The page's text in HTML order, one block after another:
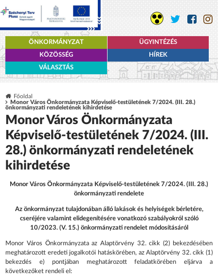
ÖNKORMÁNYZAT
ÜGYINTÉZÉS
KÖZÖSSÉG
HÍREK
VÁLASZTÁS
Főoldal
Monor Város Önkormányzata Képviselő-testületének 7/2024. (III. 28.)
önkormányzati rendeletének kihirdetése
Monor Város Önkormányzata
Képviselő-testületének 7/2024. (III.
28.) önkormányzati rendeletének
kihirdetése
Monor Város Önkormányzata Képviselő-testületének 7/2024. (III. 28.)
önkormányzati rendelete
Az önkormányzat tulajdonában álló lakások és helyiségek bérletére,
cseréjére valamint elidegenítésére vonatkozó szabályokról szóló
10/2023. (V. 15.) önkormányzati rendelet módosításáról
Monor Város Önkormányzata az Alaptörvény 32. cikk (2) bekezdésében
meghatározott eredeti jogalkotói hatáskörében, az Alaptörvény 32. cikk (1)
bekezdés e) pontjában meghatározott feladatkörében eljárva a
következőket rendeli el: